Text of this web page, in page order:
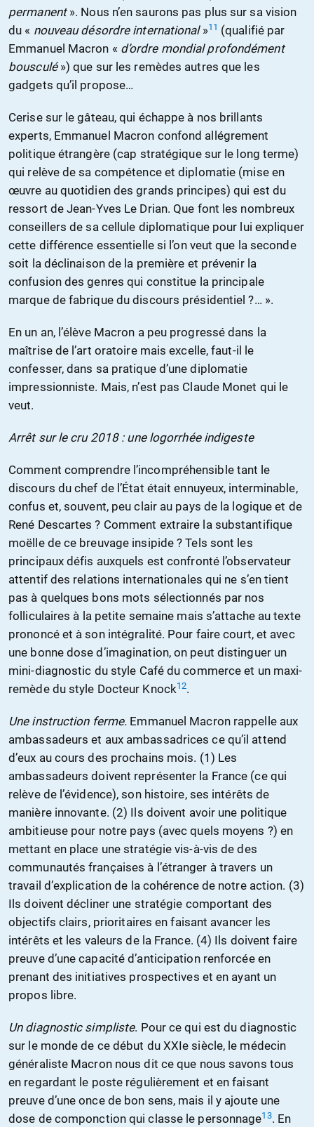
permanent». Nous n’en saurons pas plus sur sa vision
du « nouveau désordre international»11 (qualifié par
Emmanuel Macron « d’ordre mondial profondément
bousculé») que sur les remèdes autres que les
gadgets qu’il propose…
Cerise sur le gâteau, qui échappe à nos brillants
experts, Emmanuel Macron confond allégrement
politique étrangère (cap stratégique sur le long terme)
qui relève de sa compétence et diplomatie (mise en
œuvre au quotidien des grands principes) qui est du
ressort de Jean-Yves Le Drian. Que font les nombreux
conseillers de sa cellule diplomatique pour lui expliquer
cette différence essentielle si l’on veut que la seconde
soit la déclinaison de la première et prévenir la
confusion des genres qui constitue la principale
marque de fabrique du discours présidentiel ?… ».
En un an, l’élève Macron a peu progressé dans la
maîtrise de l’art oratoire mais excelle, faut-il le
confesser, dans sa pratique d’une diplomatie
impressionniste. Mais, n’est pas Claude Monet qui le
veut.
Arrêt sur le cru 2018 : une logorrhée indigeste
Comment comprendre l’incompréhensible tant le
discours du chef de l’État était ennuyeux, interminable,
confus et, souvent, peu clair au pays de la logique et de
René Descartes ? Comment extraire la substantifique
moëlle de ce breuvage insipide ? Tels sont les
principaux défis auxquels est confronté l’observateur
attentif des relations internationales qui ne s’en tient
pas à quelques bons mots sélectionnés par nos
folliculaires à la petite semaine mais s’attache au texte
prononcé et à son intégralité. Pour faire court, et avec
une bonne dose d’imagination, on peut distinguer un
mini-diagnostic du style Café du commerce et un maxi-
remède du style Docteur Knock12.
Une instruction ferme. Emmanuel Macron rappelle aux
ambassadeurs et aux ambassadrices ce qu’il attend
d’eux au cours des prochains mois. (1) Les
ambassadeurs doivent représenter la France (ce qui
relève de l’évidence), son histoire, ses intérêts de
manière innovante. (2) Ils doivent avoir une politique
ambitieuse pour notre pays (avec quels moyens ?) en
mettant en place une stratégie vis-à-vis de des
communautés françaises à l’étranger à travers un
travail d’explication de la cohérence de notre action. (3)
Ils doivent décliner une stratégie comportant des
objectifs clairs, prioritaires en faisant avancer les
intérêts et les valeurs de la France. (4) Ils doivent faire
preuve d’une capacité d’anticipation renforcée en
prenant des initiatives prospectives et en ayant un
propos libre.
Un diagnostic simpliste. Pour ce qui est du diagnostic
sur le monde de ce début du XXIe siècle, le médecin
généraliste Macron nous dit ce que nous savons tous
en regardant le poste régulièrement et en faisant
preuve d’une once de bon sens, mais il y ajoute une
dose de componction qui classe le personnage13. En